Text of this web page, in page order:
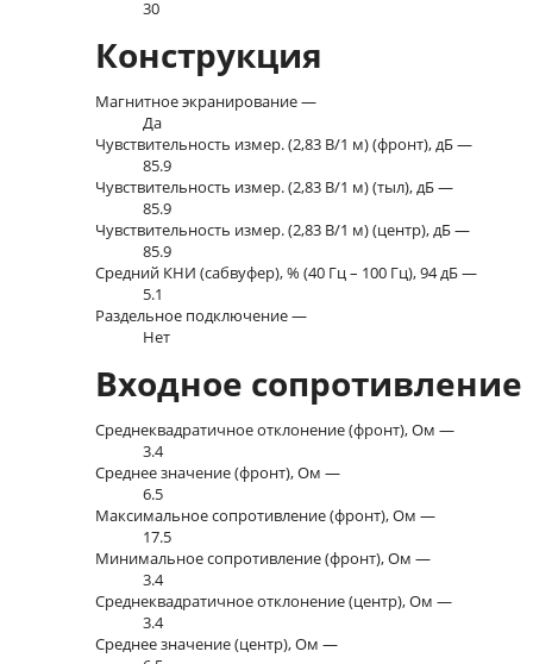
30
Конструкция
Магнитное экранирование —
Да
Чувствительность измер. (2,83 В/1 м) (фронт), дБ —
85.9
Чувствительность измер. (2,83 В/1 м) (тыл), дБ —
85.9
Чувствительность измер. (2,83 В/1 м) (центр), дБ —
85.9
Средний КНИ (сабвуфер), % (40 Гц – 100 Гц), 94 дБ —
5.1
Раздельное подключение —
Нет
Входное сопротивление
Среднеквадратичное отклонение (фронт), Ом —
3.4
Среднее значение (фронт), Ом —
6.5
Максимальное сопротивление (фронт), Ом —
17.5
Минимальное сопротивление (фронт), Ом —
3.4
Среднеквадратичное отклонение (центр), Ом —
3.4
Среднее значение (центр), Ом —